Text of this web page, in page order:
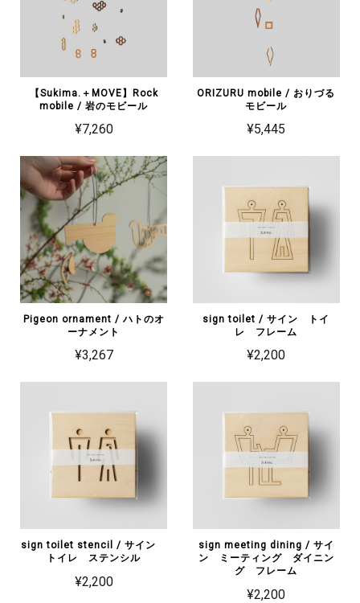
【Sukima.＋MOVE】Rock
mobile / 岩のモビール
¥7,260
ORIZURU mobile / おりづる
モビール
¥5,445
Pigeon ornament / ハトのオ
ーナメント
¥3,267
sign toilet / サイン トイ
レ フレーム
¥2,200
sign toilet stencil / サイン
トイレ ステンシル
¥2,200
sign meeting dining / サイ
ン ミーティング ダイニン
グ フレーム
¥2,200